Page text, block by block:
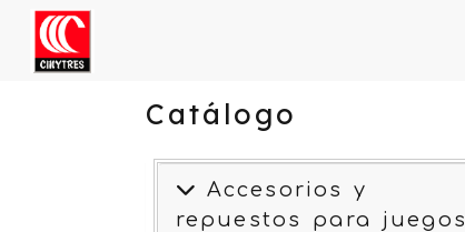
Catálogo
Accesorios y
repuestos para juegos